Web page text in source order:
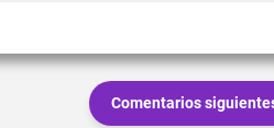
Comentarios